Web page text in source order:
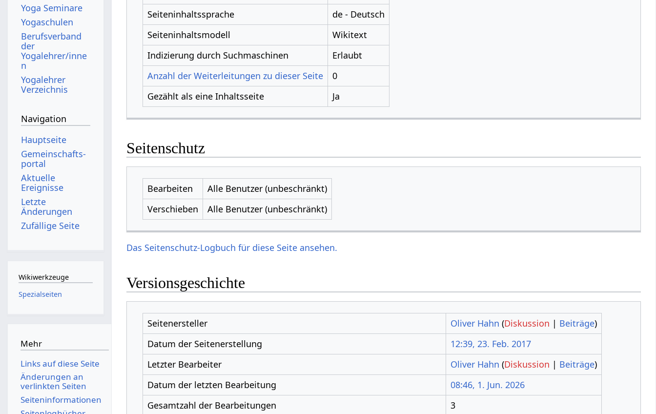
Seiteninhaltssprache
de - Deutsch
Seiteninhaltsmodell
Wikitext
Indizierung durch Suchmaschinen
Erlaubt
Anzahl der Weiterleitungen zu dieser Seite
0
Gezählt als eine Inhaltsseite
Ja
Seitenschutz
Bearbeiten
Alle Benutzer (unbeschränkt)
Verschieben
Alle Benutzer (unbeschränkt)
Das Seitenschutz-Logbuch für diese Seite ansehen.
Versionsgeschichte
Seitenersteller Oliver Hahn (Diskussion | Beiträge)
Datum der Seitenerstellung
12:39, 23. Feb. 2017
Letzter Bearbeiter
Oliver Hahn (Diskussion | Beiträge)
Datum der letzten Bearbeitung
08:46, 1. Jun. 2026
Gesamtzahl der Bearbeitungen
3
Yoga Seminare
Yogaschulen
Berufsverband
der
Yogalehrer/inne
n
Yogalehrer
Verzeichnis
Navigation
Hauptseite
Gemeinschafts­
portal
Aktuelle
Ereignisse
Letzte
Änderungen
Zufällige Seite
Wikiwerkzeuge
Spezialseiten
Mehr
Links auf diese Seite
Änderungen an
verlinkten Seiten
Seiten­­informationen